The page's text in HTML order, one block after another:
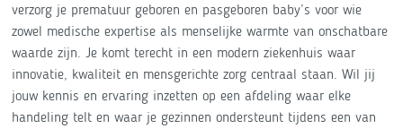
verzorg je prematuur geboren en pasgeboren baby’s voor wie
zowel medische expertise als menselijke warmte van onschatbare
waarde zijn. Je komt terecht in een modern ziekenhuis waar
innovatie, kwaliteit en mensgerichte zorg centraal staan. Wil jij
jouw kennis en ervaring inzetten op een afdeling waar elke
handeling telt en waar je gezinnen ondersteunt tijdens een van